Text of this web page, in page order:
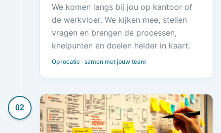
We komen langs bij jou op kantoor of
de werkvloer. We kijken mee, stellen
vragen en brengen de processen,
knelpunten en doelen helder in kaart.
Op locatie · samen met jouw team
02